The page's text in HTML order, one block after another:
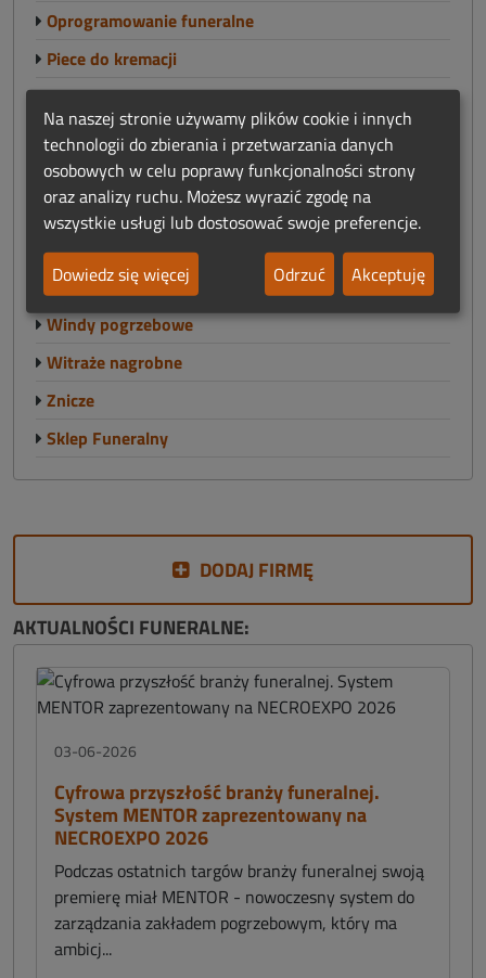
Oprogramowanie funeralne
Piece do kremacji
Poligrafia funeralna
Reklama i marketing
Sprzątanie po zmarłych
Świece
Trumny
Urny pogrzebowe
Windy pogrzebowe
Witraże nagrobne
Znicze
Sklep Funeralny
DODAJ FIRMĘ
AKTUALNOŚCI FUNERALNE:
03-06-2026
Cyfrowa przyszłość branży funeralnej.
System MENTOR zaprezentowany na
NECROEXPO 2026
Podczas ostatnich targów branży funeralnej swoją
premierę miał MENTOR - nowoczesny system do
zarządzania zakładem pogrzebowym, który ma
ambicj...
Na naszej stronie używamy plików cookie i innych
technologii do zbierania i przetwarzania danych
osobowych w celu poprawy funkcjonalności strony
oraz analizy ruchu. Możesz wyrazić zgodę na
wszystkie usługi lub dostosować swoje preferencje.
Dowiedz się więcej
Odrzuć Akceptuję